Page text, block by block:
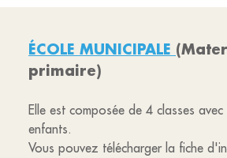
ÉCOLE MUNICIPALE
primaire)
Elle est composée de 4 classes
enfants.
Vous pouvez télécharger la fiche